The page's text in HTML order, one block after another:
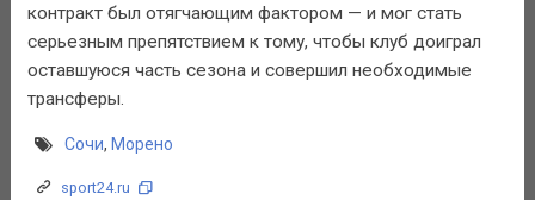
контракт был отягчающим фактором — и мог стать
серьезным препятствием к тому, чтобы клуб доиграл
оставшуюся часть сезона и совершил необходимые
трансферы.
Сочи, Морено
sport24.ru